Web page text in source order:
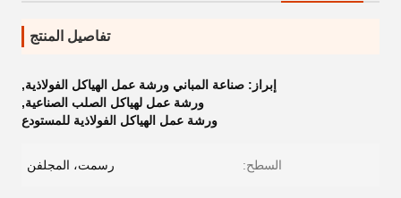
تفاصيل المنتج
إبراز: صناعة المباني ورشة عمل الهياكل الفولاذية,
ورشة عمل لهياكل الصلب الصناعية,
ورشة عمل الهياكل الفولاذية للمستودع
السطح: رسمت، المجلفن